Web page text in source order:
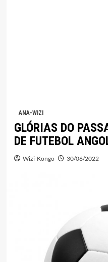
ANA-WIZI
GLÓRIAS DO
DE FUTEBOL
Wizi-Kongo 30/06/2022